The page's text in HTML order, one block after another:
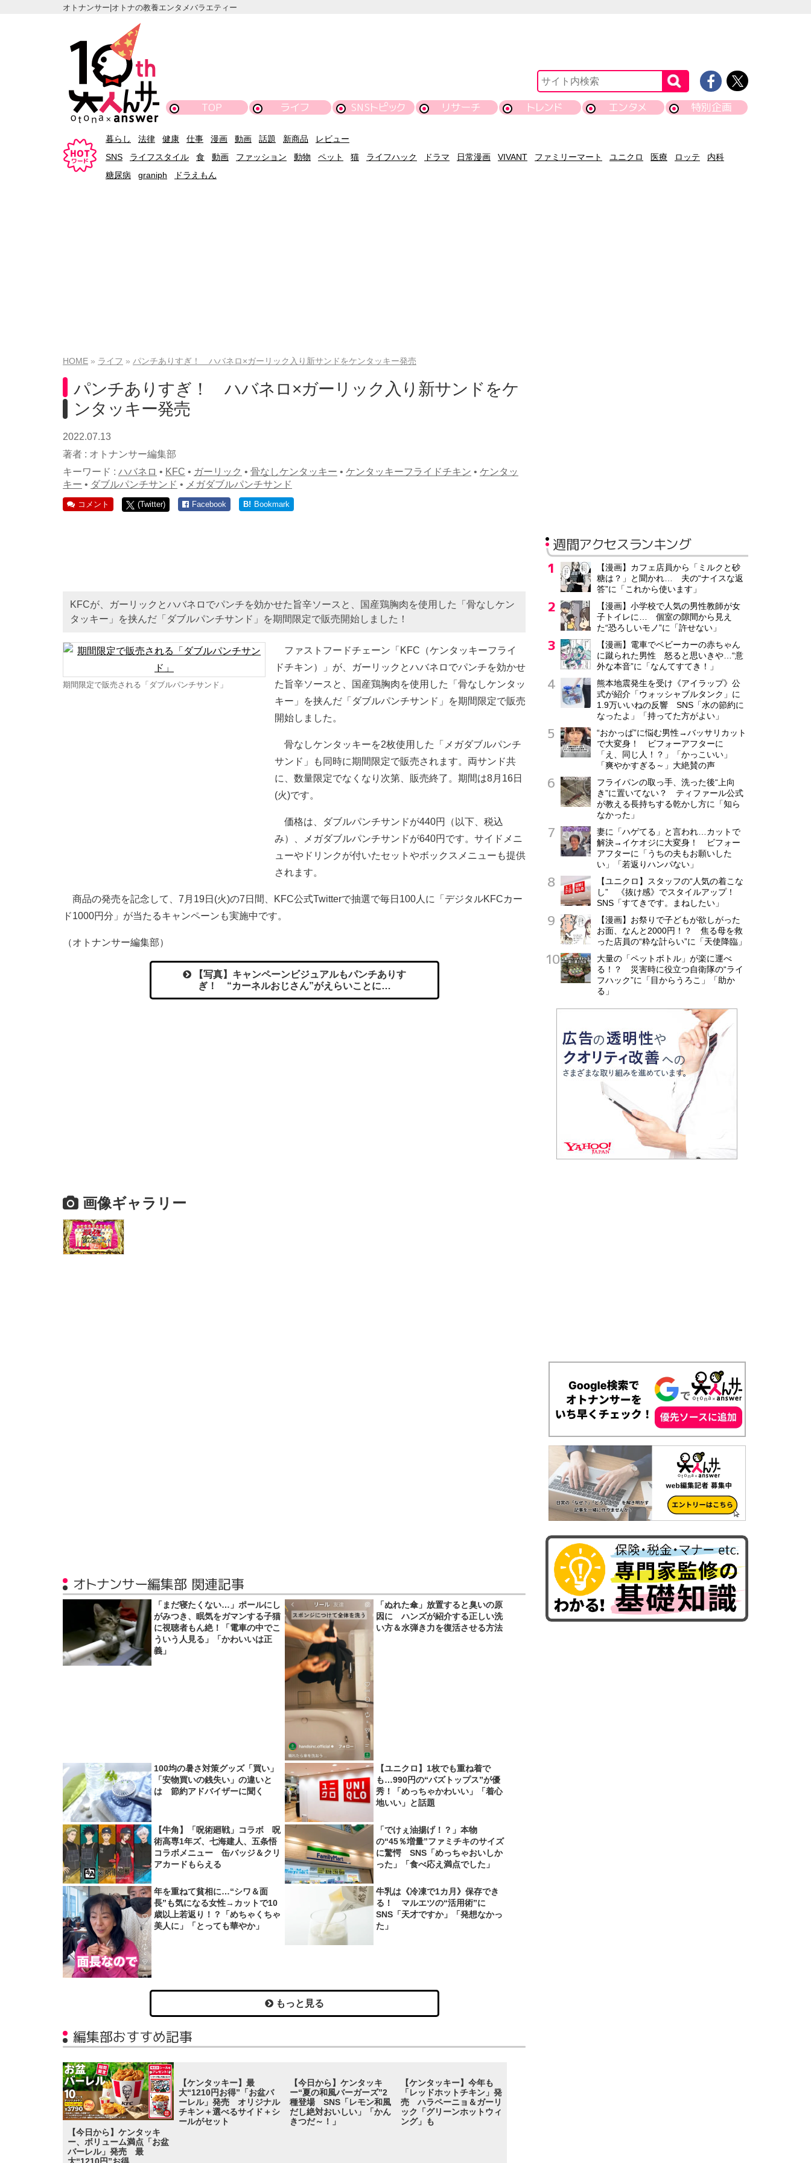
オトナンサー|オトナの教養エンタメバラエティー
TOP ライフ SNSトピック リサーチ トレンド エンタメ 特別企画
暮らし 法律 健康 仕事 漫画 動画 話題 新商品
レビュー
SNS
ライフスタイル 食 動画 ファッション 動物 ペット 猫 ライフハック ドラマ 日常漫画 VIVANT ファミリーマート ユニクロ 医療 ロッテ
内科
糖尿病
graniph ドラえもん
HOME ライフ パンチありすぎ！ ハバネロ×ガーリック入り新サンドをケンタッキー発売
パンチありすぎ！ ハバネロ×ガーリック入り新サンドをケ
ンタッキー発売
2022.07.13
著者 : オトナンサー編集部
キーワード : ハバネロ • KFC • ガーリック • 骨なしケンタッキー • ケンタッキーフライドチキン • ケンタッ
キー • ダブルパンチサンド • メガダブルパンチサンド
コメント (Twitter) Facebook B! Bookmark
KFCが、ガーリックとハバネロでパンチを効かせた旨辛ソースと、国産鶏胸肉を使用した「骨なしケン
タッキー」を挟んだ「ダブルパンチサンド」を期間限定で販売開始しました！
期間限定で販売される「ダブルパンチサンド」
ファストフードチェーン「KFC（ケンタッキーフライ
ドチキン）」が、ガーリックとハバネロでパンチを効かせ
た旨辛ソースと、国産鶏胸肉を使用した「骨なしケンタッ
キー」を挟んだ「ダブルパンチサンド」を期間限定で販売
開始しました。
骨なしケンタッキーを2枚使用した「メガダブルパンチ
サンド」も同時に期間限定で販売されます。両サンド共
に、数量限定でなくなり次第、販売終了。期間は8月16日
(火)です。
価格は、ダブルパンチサンドが440円（以下、税込
み）、メガダブルパンチサンドが640円です。サイドメニ
ューやドリンクが付いたセットやボックスメニューも提供
されます。
商品の発売を記念して、7月19日(火)の7日間、KFC公式Twitterで抽選で毎日100人に「デジタルKFCカー
ド1000円分」が当たるキャンペーンも実施中です。
（オトナンサー編集部）
【写真】キャンペーンビジュアルもパンチありす
ぎ！ “カーネルおじさん”がえらいことに…
画像ギャラリー
オトナンサー編集部 関連記事
「まだ寝たくない…」ポールにし
がみつき、眠気をガマンする子猫
に視聴者もん絶！「電車の中でこ
ういう人見る」「かわいいは正
義」
「ぬれた傘」放置すると臭いの原
因に ハンズが紹介する正しい洗
い方＆水弾き力を復活させる方法
100均の暑さ対策グッズ「買い」
「安物買いの銭失い」の違いと
は 節約アドバイザーに聞く
【ユニクロ】1枚でも重ね着で
も…990円の“バズトップス”が優
秀！「めっちゃかわいい」「着心
地いい」と話題
【牛角】「呪術廻戦」コラボ 呪
術高専1年ズ、七海建人、五条悟
コラボメニュー 缶バッジ＆クリ
アカードもらえる
「でけぇ油揚げ！？」本物
の“45％増量”ファミチキのサイズ
に驚愕 SNS「めっちゃおいしか
った」「食べ応え満点でした」
年を重ねて貧相に…“シワ＆面
長”も気になる女性→カットで10
歳以上若返り！？「めちゃくちゃ
美人に」「とっても華やか」
牛乳は《冷凍で1カ月》保存でき
る！ マルエツの“活用術”に
SNS「天才ですか」「発想なかっ
た」
もっと見る
編集部おすすめ記事
【今日から】ケンタッキ
ー、ボリューム満点「お盆
バーレル」発売 最
【ケンタッキー】最
大“1210円お得”「お盆バ
ーレル」発売 オリジナル
チキン＋選べるサイド＋シ
ールがセット
【今日から】ケンタッキ
ー“夏の和風バーガーズ”2
種登場 SNS「レモン和風
だし絶対おいしい」「かん
きつだ～！」
【ケンタッキー】今年も
「レッドホットチキン」発
売 ハラペーニョ＆ガーリ
ック「グリーンホットウィ
ング」も
週間アクセスランキング
【漫画】カフェ店員から「ミルクと砂
糖は？」と聞かれ… 夫の“ナイスな返
答”に「これから使います」
【漫画】小学校で人気の男性教師が女
子トイレに… 個室の隙間から見え
た“恐ろしいモノ”に「許せない」
【漫画】電車でベビーカーの赤ちゃん
に蹴られた男性 怒ると思いきや…“意
外な本音”に「なんてすてき！」
熊本地震発生を受け《アイラップ》公
式が紹介「ウォッシャブルタンク」に
1.9万いいねの反響 SNS「水の節約に
なったよ」「持ってた方がよい」
“おかっぱ”に悩む男性→バッサリカット
で大変身！ ビフォーアフターに
「え、同じ人！？」「かっこいい」
「爽やかすぎる～」大絶賛の声
フライパンの取っ手、洗った後“上向
き”に置いてない？ ティファール公式
が教える長持ちする乾かし方に「知ら
なかった」
妻に「ハゲてる」と言われ…カットで
解決→イケオジに大変身！ ビフォー
アフターに「うちの夫もお願いした
い」「若返りハンパない」
【ユニクロ】スタッフの“人気の着こな
し” 《抜け感》でスタイルアップ！
SNS「すてきです。まねしたい」
【漫画】お祭りで子どもが欲しがった
お面、なんと2000円！？ 焦る母を救
った店員の“粋な計らい”に「天使降臨」
大量の「ペットボトル」が楽に運べ
る！？ 災害時に役立つ自衛隊の“ライ
フハック”に「目からうろこ」「助か
る」